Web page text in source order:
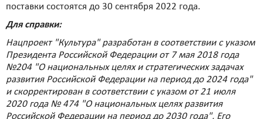
поставки состоятся до 30 сентября 2022 года.
Для справки:
Нацпроект "Культура" разработан в соответствии с указом
Президента Российской Федерации от 7 мая 2018 года
№204 "О национальных целях и стратегических задачах
развития Российской Федерации на период до 2024 года"
и скорректирован в соответствии с указом от 21 июля
2020 года № 474 "О национальных целях развития
Российской Федерации на период до 2030 года". Его